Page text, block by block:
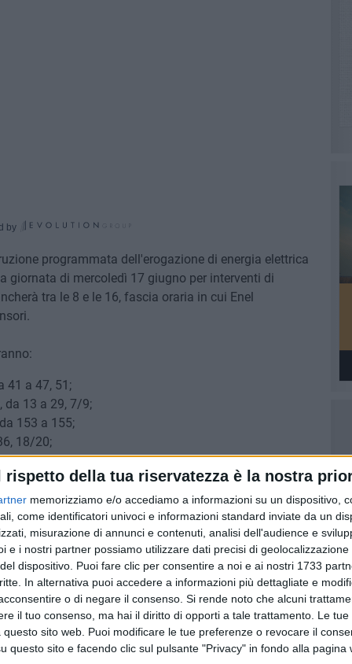
rispetto della tua riservatezza è la nostra
memorizziamo e/o accediamo a informazioni su un dispositivo,
come identificatori univoci e informazioni standard inviate da un
misurazione di annunci e contenuti, analisi dell'audience e
e i nostri partner possiamo utilizzare dati precisi di
dispositivo. Puoi fare clic per consentire a noi e ai nostri 1733
In alternativa puoi accedere a informazioni più dettagliate e
o di negare il consenso. Si rende noto che alcuni
il tuo consenso, ma hai il diritto di opporti a tale trattamento. Le
sito web. Puoi modificare le tue preferenze o revocare il
questo sito e facendo clic sul pulsante "Privacy" in fondo alla pagina
by
programmata dell'erogazione di energia elettrica
giornata di mercoledì 17 giugno per interventi di
tra le 8 e le 16, fascia oraria in cui Enel
41 a 47, 51;
da 13 a 29, 7/9;
153 a 155;
18/20;
86, 94;
7 AGOSTO 2026
L'appello della moglie di Mino
Racanati alla ministra Roccella:
«Non dimenticatelo»